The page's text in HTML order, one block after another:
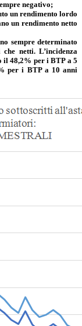
negativo;
un rendimento lordo
un rendimento netto
sempre determinato
netti. L’incidenza
il 48,2% per i BTP a 5
per i BTP a 10 anni